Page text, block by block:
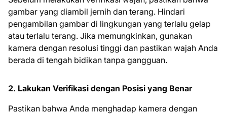
gambar yang diambil jernih dan terang. Hindari
pengambilan gambar di lingkungan yang terlalu gelap
atau terlalu terang. Jika memungkinkan, gunakan
kamera dengan resolusi tinggi dan pastikan wajah Anda
berada di tengah bidikan tanpa gangguan.
2. Lakukan Verifikasi dengan Posisi yang Benar
Pastikan bahwa Anda menghadap kamera dengan